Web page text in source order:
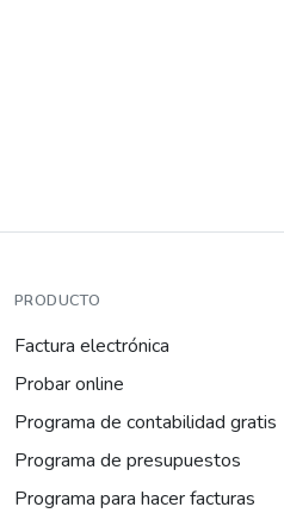
PRODUCTO
Factura electrónica
Probar online
Programa de contabilidad gratis
Programa de presupuestos
Programa para hacer facturas